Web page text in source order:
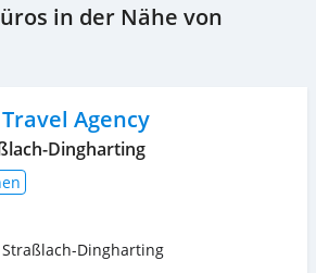
in der Nähe von
Agency
Dingharting
Straßlach-Dingharting